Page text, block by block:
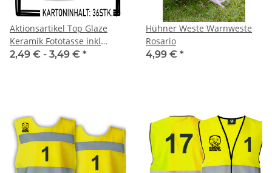
Aktionsartikel Top Glaze
Keramik Fototasse inkl
Wunschdruck
2,49 € - 3,49 € *
Hühner Weste Warnweste
Rosario
4,99 € *